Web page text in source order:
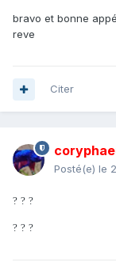
bravo et bonne
reve
Citer
Posté(e) le
? ? ?
? ? ?